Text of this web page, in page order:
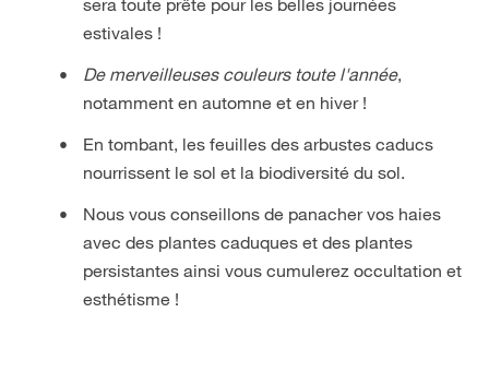
sera toute prête pour les belles journées
estivales !
De merveilleuses couleurs toute l'année,
notamment en automne et en hiver !
En tombant, les feuilles des arbustes caducs
nourrissent le sol et la biodiversité du sol.
Nous vous conseillons de panacher vos haies
avec des plantes caduques et des plantes
persistantes ainsi vous cumulerez occultation et
esthétisme !